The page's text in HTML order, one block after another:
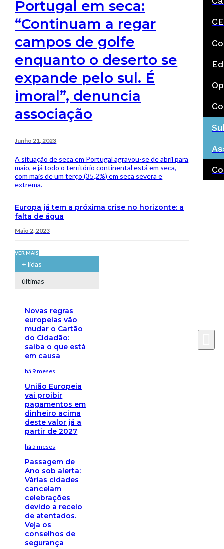
Portugal em seca:
“Continuam a regar
campos de golfe
enquanto o deserto se
expande pelo sul. É
imoral”, denuncia
associação
Junho 21, 2023
A situação de seca em Portugal agravou-se de abril para
maio, e já todo o território continental está em seca,
com mais de um terço (35,2%) em seca severa e
extrema.
Europa já tem a próxima crise no horizonte: a
falta de água
Maio 2, 2023
VER MAIS
+ lidas
últimas
Novas regras
europeias vão
mudar o Cartão
do Cidadão:
saiba o que está
em causa
há 9 meses
União Europeia
vai proibir
pagamentos em
dinheiro acima
deste valor já a
partir de 2027
há 5 meses
Passagem de
Ano sob alerta:
Várias cidades
cancelam
celebrações
devido a receio
de atentados.
Veja os
conselhos de
segurança